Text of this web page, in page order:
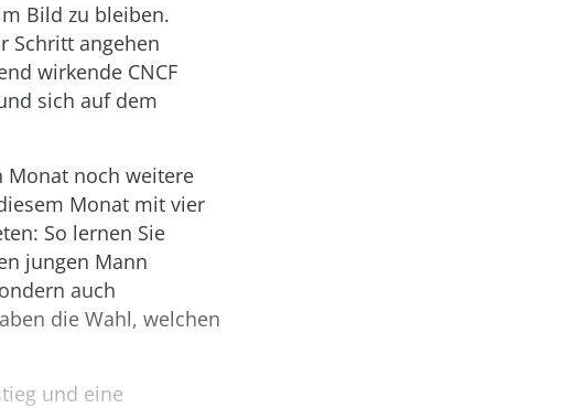
Bild zu bleiben.
Schritt angehen
wirkende CNCF
sich auf dem
Monat noch weitere
Monat mit vier
So lernen Sie
jungen Mann
auch
die Wahl, welchen
und eine